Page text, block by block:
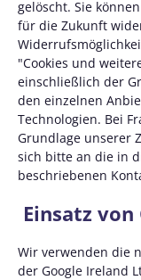
gelöscht. Sie
für die Zukunft
"Cookies und
einschließlich der
den einzelnen
Technologien. Bei
Grundlage unserer
sich bitte an die in
beschriebenen
Einsatz
Wir verwenden die
der Google Ireland